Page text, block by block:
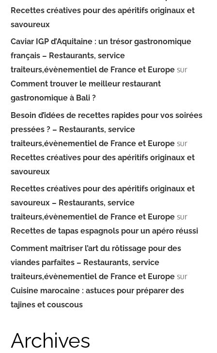
Recettes créatives pour des apéritifs originaux et
savoureux
Caviar IGP d’Aquitaine : un trésor gastronomique
français – Restaurants, service
traiteurs,évènementiel de France et Europe sur
Comment trouver le meilleur restaurant
gastronomique à Bali ?
Besoin d’idées de recettes rapides pour vos soirées
pressées ? – Restaurants, service
traiteurs,évènementiel de France et Europe sur
Recettes créatives pour des apéritifs originaux et
savoureux
Recettes créatives pour des apéritifs originaux et
savoureux – Restaurants, service
traiteurs,évènementiel de France et Europe sur
Recettes de tapas espagnols pour un apéro réussi
Comment maîtriser l’art du rôtissage pour des
viandes parfaites – Restaurants, service
traiteurs,évènementiel de France et Europe sur
Cuisine marocaine : astuces pour préparer des
tajines et couscous
Archives